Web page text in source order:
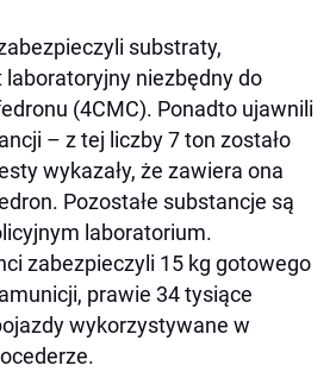
substraty,
laboratoryjny niezbędny do
(4CMC). Ponadto ujawnili
– z tej liczby 7 ton zostało
wykazały, że zawiera ona
Pozostałe substancje są
laboratorium.
zabezpieczyli 15 kg gotowego
prawie 34 tysiące
wykorzystywane w